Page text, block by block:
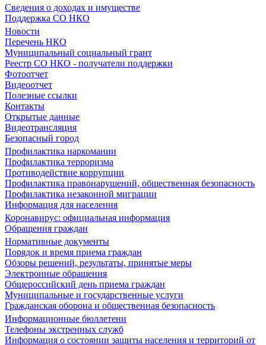
Сведения о доходах и имуществе
Поддержка СО НКО
Новости
Перечень НКО
Муниципальный социальный грант
Реестр СО НКО - получатели поддержки
Фотоотчет
Видеоотчет
Полезные ссылки
Контакты
Открытые данные
Видеотрансляция
Безопасный город
Профилактика наркомании
Профилактика терроризма
Противодействие коррупции
Профилактика правонарушений, общественная безопасность
Профилактика незаконной миграции
Информация для населения
Коронавирус: официальная информация
Обращения граждан
Нормативные документы
Порядок и время приема граждан
Обзоры решений, результаты, принятые меры
Электронные обращения
Общероссийский день приема граждан
Муниципальные и государственные услуги
Гражданская оборона и общественная безопасность
Информационные бюллетени
Телефоны экстренных служб
Информация о состоянии защиты населения и территорий от